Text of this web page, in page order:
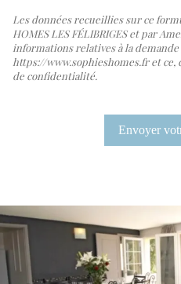
Les données recueillies sur ce
HOMES LES FÉLIBRIGES et par
informations relatives à la
https://www.sophieshomes.fr et
de confidentialité.